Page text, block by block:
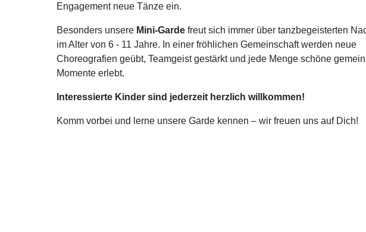
Engagement neue Tänze ein.
Besonders unsere Mini-Gardefreut sich immer über tanzbegeisterten
im Alter von 6 - 11 Jahre. In einer fröhlichen Gemeinschaft werden neue
Choreografien geübt, Teamgeist gestärkt und jede Menge schöne
Momente erlebt.
Interessierte Kinder sind jederzeit herzlich willkommen!
Komm vorbei und lerne unsere Garde kennen – wir freuen uns auf Dich!